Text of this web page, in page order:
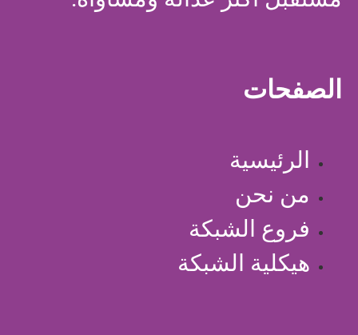
الصفحات
الرئيسية
من نحن
فروع الشبكة
هيكلية الشبكة